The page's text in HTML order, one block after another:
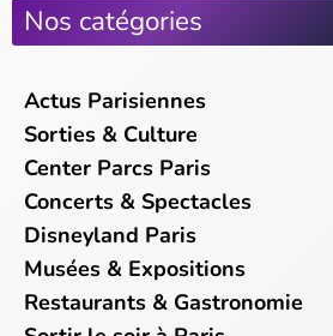
Nos catégories
Actus Parisiennes
Sorties & Culture
Center Parcs Paris
Concerts & Spectacles
Disneyland Paris
Musées & Expositions
Restaurants & Gastronomie